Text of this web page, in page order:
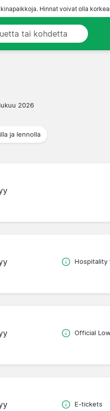
Hinnat voivat olla
2026
ja lennolla
Hospitality
Official
E-tickets